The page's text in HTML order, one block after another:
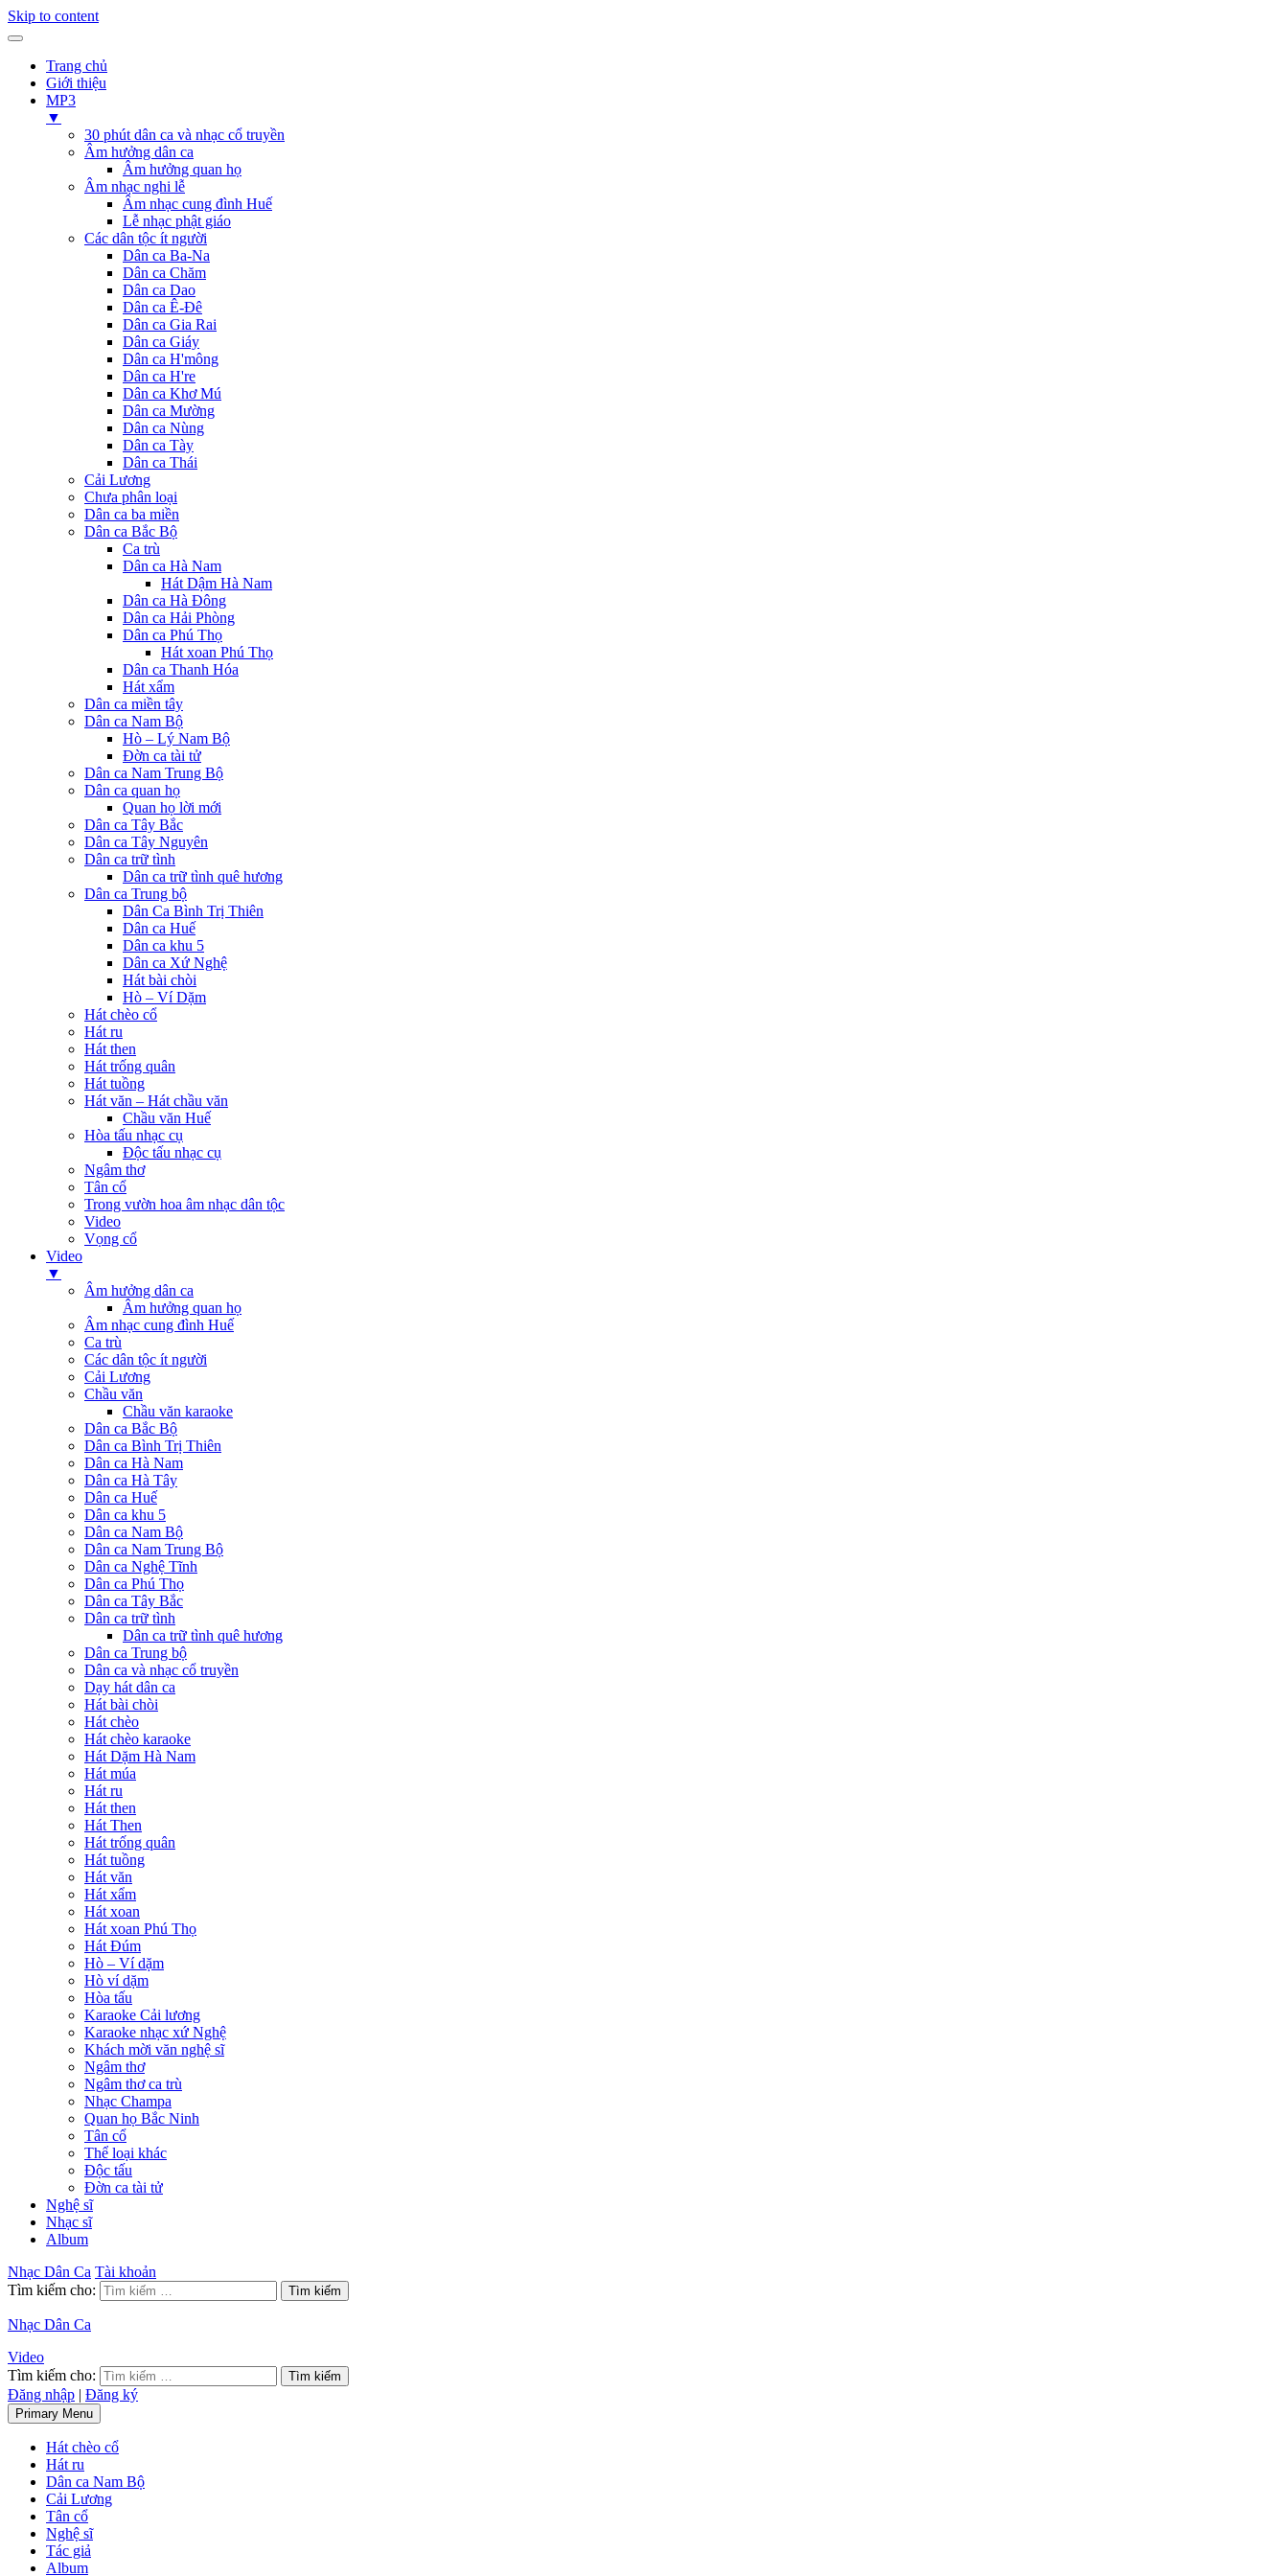
Skip to content
Trang chủ
Giới thiệu
MP3
▼
30 phút dân ca và nhạc cổ truyền
Âm hưởng dân ca
Âm hưởng quan họ
Âm nhạc nghi lễ
Âm nhạc cung đình Huế
Lễ nhạc phật giáo
Các dân tộc ít người
Dân ca Ba-Na
Dân ca Chăm
Dân ca Dao
Dân ca Ê-Đê
Dân ca Gia Rai
Dân ca Giáy
Dân ca H'mông
Dân ca H're
Dân ca Khơ Mú
Dân ca Mường
Dân ca Nùng
Dân ca Tày
Dân ca Thái
Cải Lương
Chưa phân loại
Dân ca ba miền
Dân ca Bắc Bộ
Ca trù
Dân ca Hà Nam
Hát Dậm Hà Nam
Dân ca Hà Đông
Dân ca Hải Phòng
Dân ca Phú Thọ
Hát xoan Phú Thọ
Dân ca Thanh Hóa
Hát xẩm
Dân ca miền tây
Dân ca Nam Bộ
Hò – Lý Nam Bộ
Đờn ca tài tử
Dân ca Nam Trung Bộ
Dân ca quan họ
Quan họ lời mới
Dân ca Tây Bắc
Dân ca Tây Nguyên
Dân ca trữ tình
Dân ca trữ tình quê hương
Dân ca Trung bộ
Dân Ca Bình Trị Thiên
Dân ca Huế
Dân ca khu 5
Dân ca Xứ Nghệ
Hát bài chòi
Hò – Ví Dặm
Hát chèo cổ
Hát ru
Hát then
Hát trống quân
Hát tuồng
Hát văn – Hát chầu văn
Chầu văn Huế
Hòa tấu nhạc cụ
Độc tấu nhạc cụ
Ngâm thơ
Tân cổ
Trong vườn hoa âm nhạc dân tộc
Video
Vọng cổ
Video
▼
Âm hưởng dân ca
Âm hưởng quan họ
Âm nhạc cung đình Huế
Ca trù
Các dân tộc ít người
Cải Lương
Chầu văn
Chầu văn karaoke
Dân ca Bắc Bộ
Dân ca Bình Trị Thiên
Dân ca Hà Nam
Dân ca Hà Tây
Dân ca Huế
Dân ca khu 5
Dân ca Nam Bộ
Dân ca Nam Trung Bộ
Dân ca Nghệ Tĩnh
Dân ca Phú Thọ
Dân ca Tây Bắc
Dân ca trữ tình
Dân ca trữ tình quê hương
Dân ca Trung bộ
Dân ca và nhạc cổ truyền
Dạy hát dân ca
Hát bài chòi
Hát chèo
Hát chèo karaoke
Hát Dặm Hà Nam
Hát múa
Hát ru
Hát then
Hát Then
Hát trống quân
Hát tuồng
Hát văn
Hát xẩm
Hát xoan
Hát xoan Phú Thọ
Hát Đúm
Hò – Ví dặm
Hò ví dặm
Hòa tấu
Karaoke Cải lương
Karaoke nhạc xứ Nghệ
Khách mời văn nghệ sĩ
Ngâm thơ
Ngâm thơ ca trù
Nhạc Champa
Quan họ Bắc Ninh
Tân cổ
Thể loại khác
Độc tấu
Đờn ca tài tử
Nghệ sĩ
Nhạc sĩ
Album
Nhạc Dân Ca Tài khoản
Tìm kiếm cho:
Nhạc Dân Ca
Video
Tìm kiếm cho:
Đăng nhập | Đăng ký
Primary Menu
Hát chèo cổ
Hát ru
Dân ca Nam Bộ
Cải Lương
Tân cổ
Nghệ sĩ
Tác giả
Album